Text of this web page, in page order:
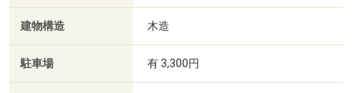
建物構造 木造
駐車場 有 3,300円